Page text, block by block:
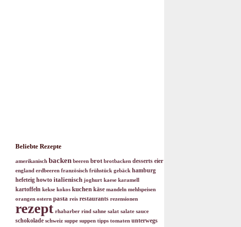
Beliebte Rezepte
amerikanisch backen beeren brot brotbacken desserts eier
england erdbeeren französisch frühstück gebäck hamburg
hefeteig howto italienisch joghurt kaese karamell
kartoffeln kekse kokos kuchen käse mandeln mehlspeisen
orangen ostern pasta reis restaurants rezensionen
rezept rhabarber rind sahne salat salate sauce
schokolade schweiz suppe suppen tipps tomaten unterwegs